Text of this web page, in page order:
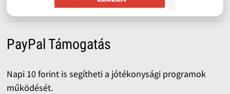
PayPal Támogatás
Napi 10 forint is segítheti a jótékonysági programok
működését.